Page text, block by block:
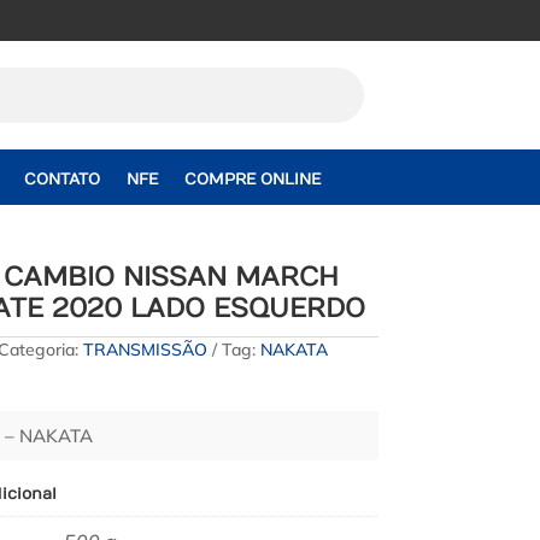
CONTATO NFE COMPRE ONLINE
NISSAN MARCH
2020 LADO ESQUERDO
TRANSMISSÃO Tag: NAKATA
NAKATA